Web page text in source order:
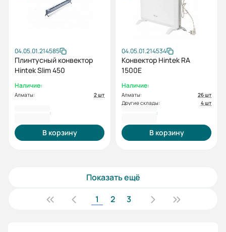
04.05.01.214585
Плинтусный конвектор
Hintek Slim 450
Наличие:
Алматы: 2 шт
В корзину
04.05.01.214534
Конвектор Hintek RA
1500E
Наличие:
Алматы:
26 шт
Другие склады:
4 шт
В корзину
Показать ещё
1
2 3